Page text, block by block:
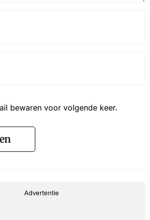
bewaren voor volgende keer.
Advertentie